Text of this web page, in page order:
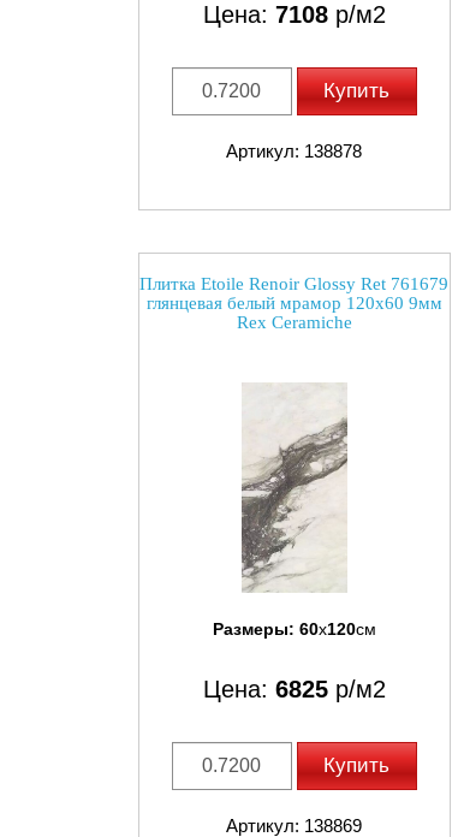
Цена: 7108р/м2
Купить
Артикул: 138878
Плитка Etoile Renoir Glossy Ret 761679
глянцевая белый мрамор 120x60 9мм
Rex Ceramiche
Размеры: 60x120см
Цена: 6825р/м2
Купить
Артикул: 138869